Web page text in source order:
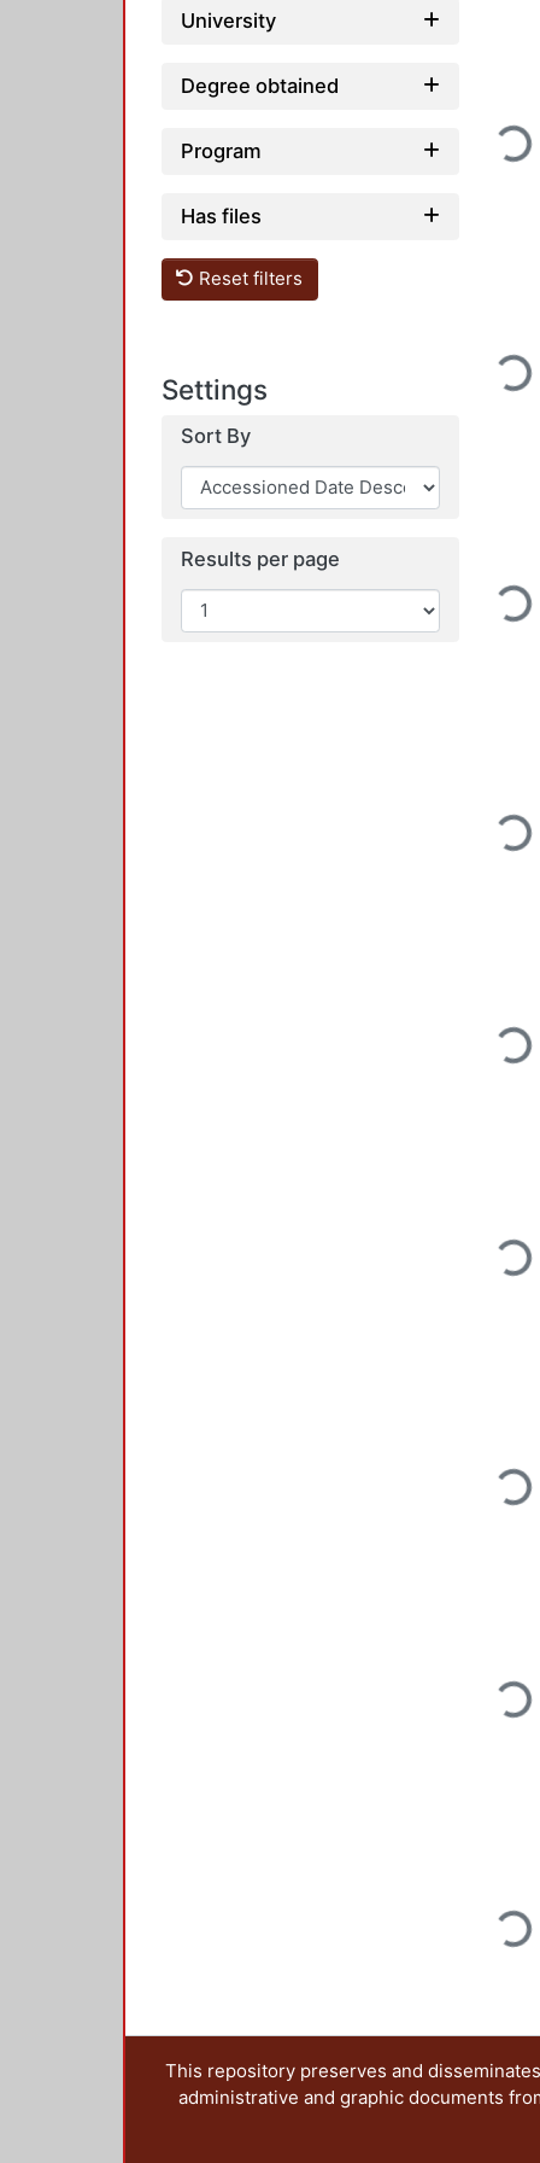
University
Degree obtained
Program
Has files
Reset filters
Settings
Sort By
Results per page
Loading...
Loading...
Loading...
Loading...
Loading...
Loading...
Loading...
Loading...
Loading...
This repository preserves and
administrative and graphic documents